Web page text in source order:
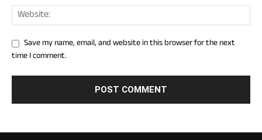
Save my name, email, and website in this browser for the next
time I comment.